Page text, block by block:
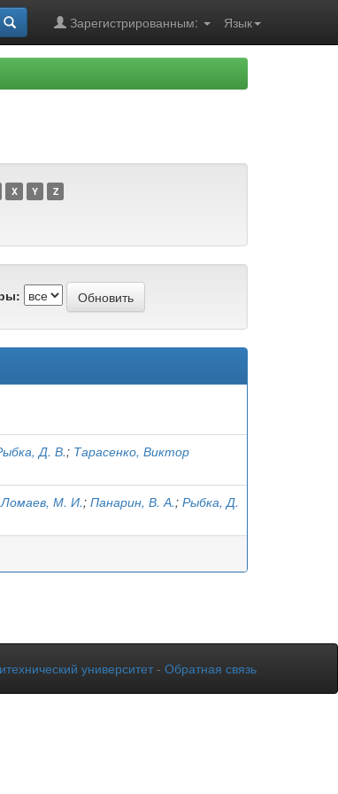
Язык
Зарегистрированным:
X Y Z
Д. В.; Тарасенко, Виктор
Ломаев, М. И.; Панарин, В. А.; Рыбка, Д.
университет - Обратная связь